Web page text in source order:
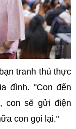
tranh thủ thực
đình. "Con đến
con sẽ gửi điện
con gọi lại."